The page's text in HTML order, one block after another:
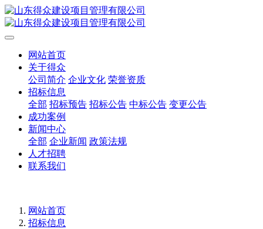
网站首页
关于得众
公司简介 企业文化 荣誉资质
招标信息
全部 招标预告 招标公告 中标公告 变更公告
成功案例
新闻中心
全部 企业新闻 政策法规
人才招聘
联系我们
网站首页
招标信息